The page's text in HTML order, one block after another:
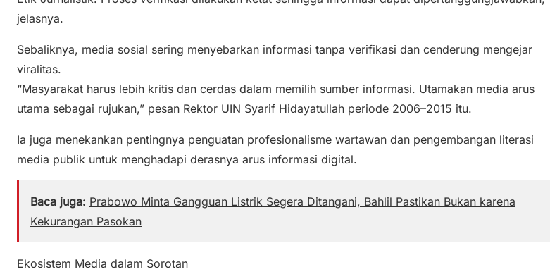
jelasnya.
Sebaliknya, media sosial sering menyebarkan informasi tanpa verifikasi dan cenderung mengejar
viralitas.
“Masyarakat harus lebih kritis dan cerdas dalam memilih sumber informasi. Utamakan media arus
utama sebagai rujukan,” pesan Rektor UIN Syarif Hidayatullah periode 2006–2015 itu.
Ia juga menekankan pentingnya penguatan profesionalisme wartawan dan pengembangan literasi
media publik untuk menghadapi derasnya arus informasi digital.
Baca juga: Prabowo Minta Gangguan Listrik Segera Ditangani, Bahlil Pastikan Bukan karena
Kekurangan Pasokan
Ekosistem Media dalam Sorotan